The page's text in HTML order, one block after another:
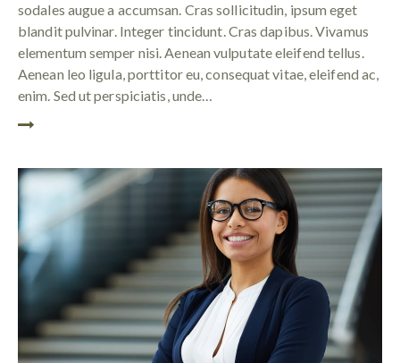
sodales augue a accumsan. Cras sollicitudin, ipsum eget
blandit pulvinar. Integer tincidunt. Cras dapibus. Vivamus
elementum semper nisi. Aenean vulputate eleifend tellus.
Aenean leo ligula, porttitor eu, consequat vitae, eleifend ac,
enim. Sed ut perspiciatis, unde…